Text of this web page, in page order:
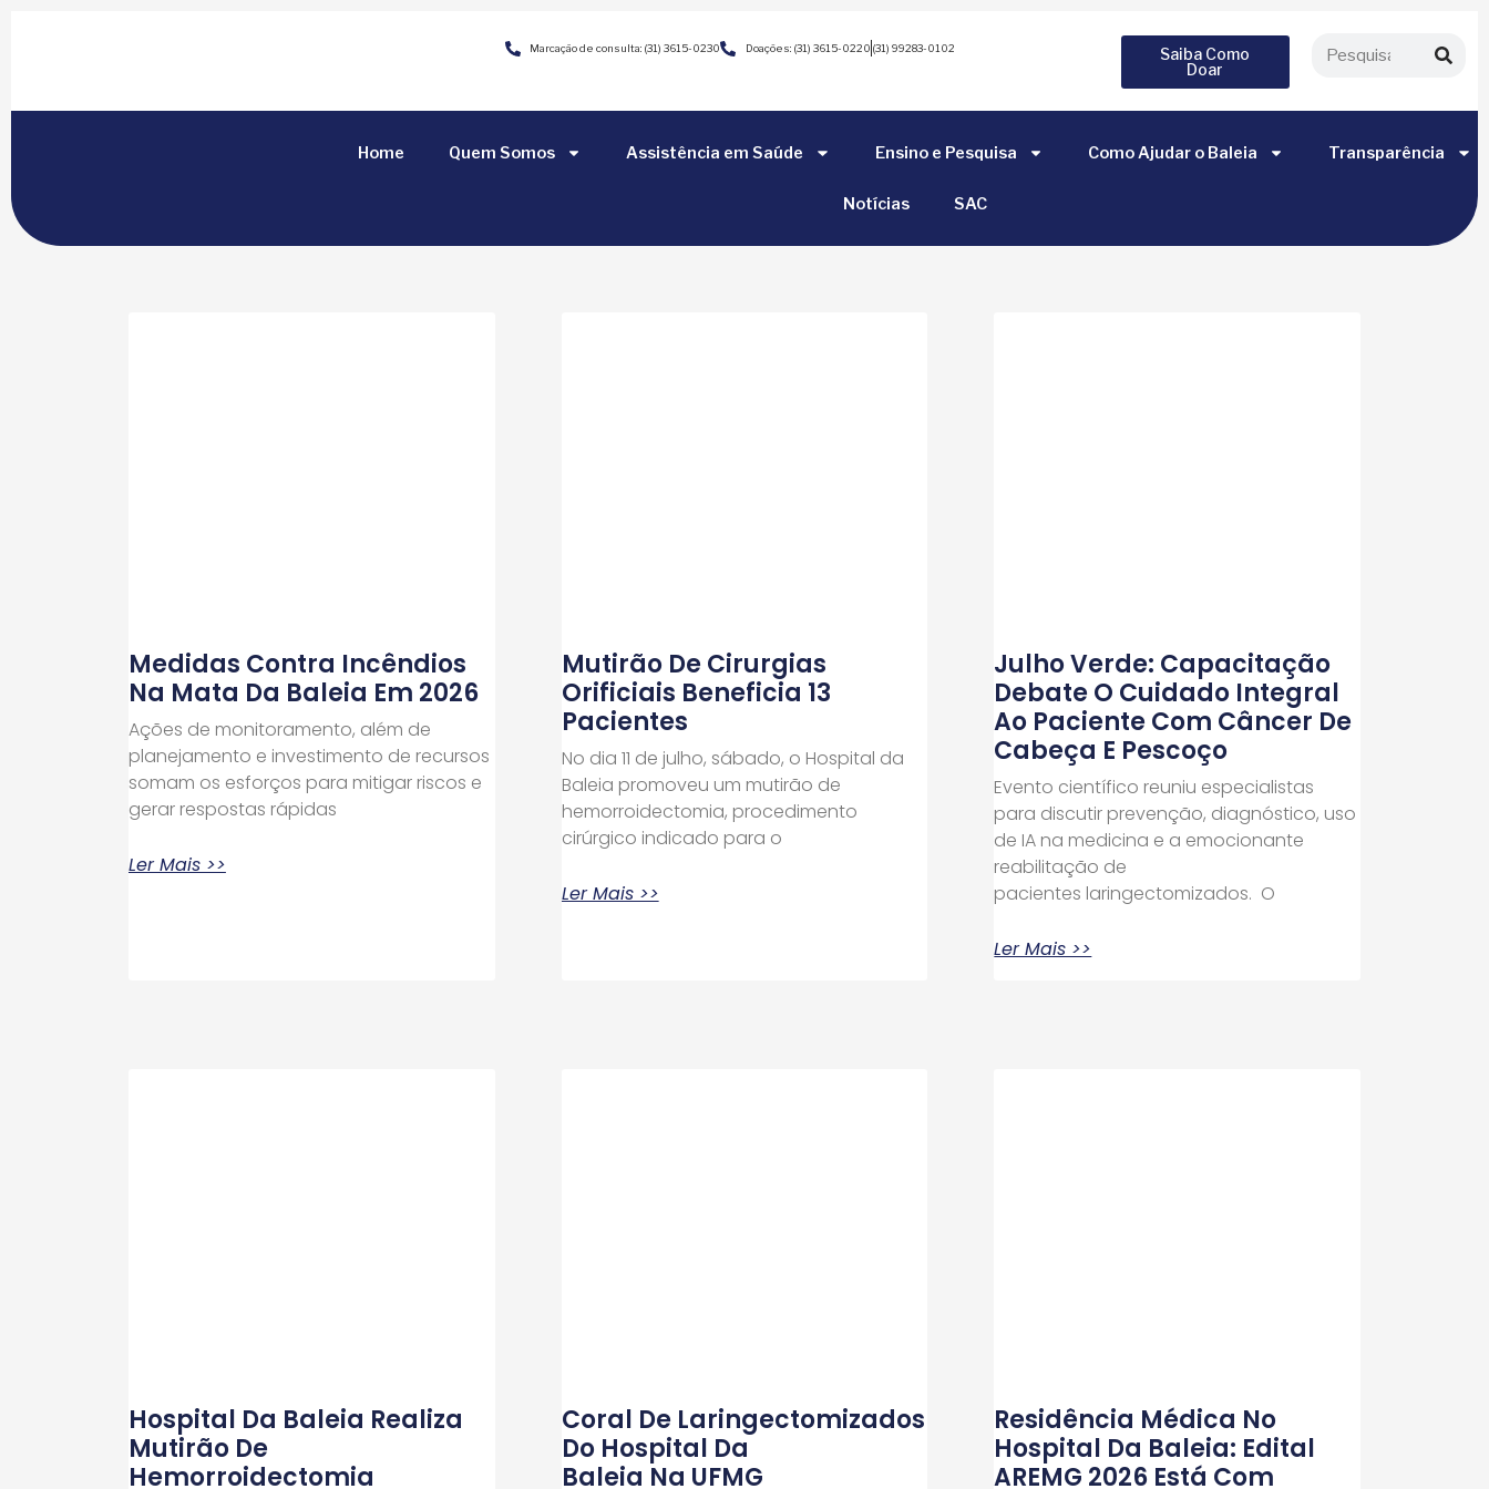
Marcação de consulta: (31) 3615-0230 Doações: (31) 3615-0220 (31) 99283-0102
Saiba Como
Doar
Home Quem Somos Assistência em Saúde Ensino e Pesquisa Como Ajudar o Baleia Transparência
Notícias SAC
Medidas Contra Incêndios
Na Mata Da Baleia Em 2026
Ações de monitoramento, além de
planejamento e investimento de recursos
somam os esforços para mitigar riscos e
gerar respostas rápidas
Ler Mais >>
Mutirão De Cirurgias
Orificiais Beneficia 13
Pacientes
No dia 11 de julho, sábado, o Hospital da
Baleia promoveu um mutirão de
hemorroidectomia, procedimento
cirúrgico indicado para o
Ler Mais >>
Julho Verde: Capacitação
Debate O Cuidado Integral
Ao Paciente Com Câncer De
Cabeça E Pescoço
Evento científico reuniu especialistas
para discutir prevenção, diagnóstico, uso
de IA na medicina e a emocionante
reabilitação de
pacientes laringectomizados. O
Ler Mais >>
Hospital Da Baleia Realiza
Mutirão De
Hemorroidectomia
Coral De Laringectomizados
Do Hospital Da
Baleia Na UFMG
Residência Médica No
Hospital Da Baleia: Edital
AREMG 2026 Está Com